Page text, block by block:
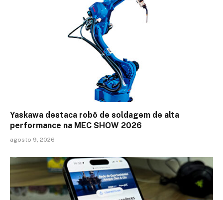
Yaskawa destaca robô de soldagem de alta
performance na MEC SHOW 2026
agosto 9, 2026